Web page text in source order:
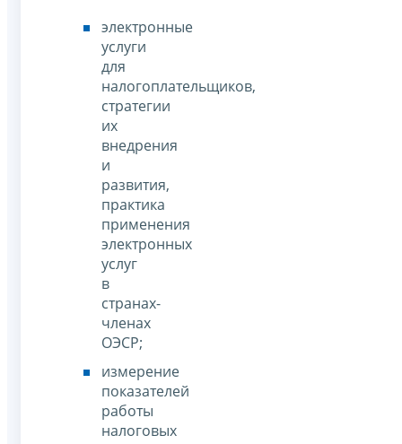
электронные
услуги
для
налогоплательщиков,
стратегии
их
внедрения
и
развития,
практика
применения
электронных
услуг
в
странах-
членах
ОЭСР;
измерение
показателей
работы
налоговых